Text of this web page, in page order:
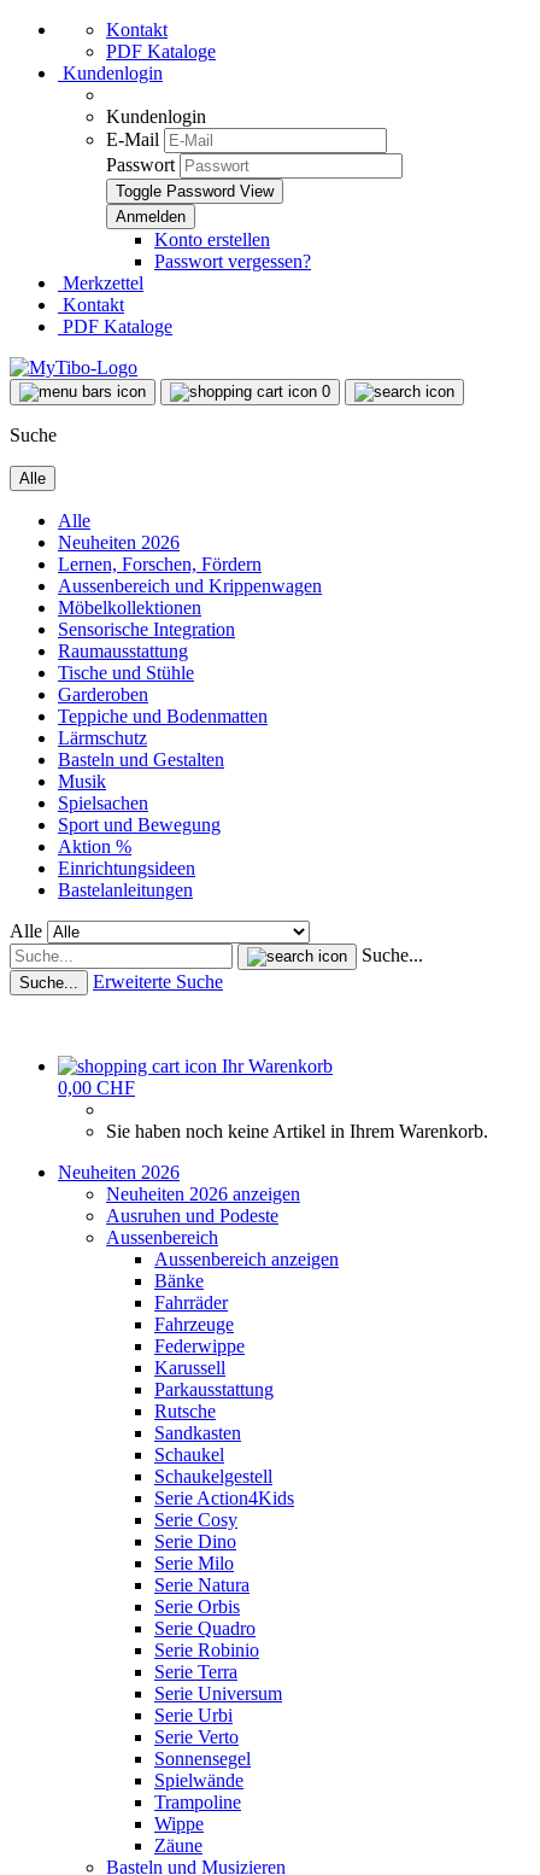
Kontakt
PDF Kataloge
Kundenlogin
Kundenlogin
E-Mail
Passwort
Toggle Password View
Konto erstellen
Passwort vergessen?
Merkzettel
Kontakt
PDF Kataloge
0
Suche
Alle
Alle
Neuheiten 2026
Lernen, Forschen, Fördern
Aussenbereich und Krippenwagen
Möbelkollektionen
Sensorische Integration
Raumausstattung
Tische und Stühle
Garderoben
Teppiche und Bodenmatten
Lärmschutz
Basteln und Gestalten
Musik
Spielsachen
Sport und Bewegung
Aktion %
Einrichtungsideen
Bastelanleitungen
Alle
Suche...
Suche... Erweiterte Suche
Ihr Warenkorb
0,00 CHF
Sie haben noch keine Artikel in Ihrem Warenkorb.
Neuheiten 2026
Neuheiten 2026 anzeigen
Ausruhen und Podeste
Aussenbereich
Aussenbereich anzeigen
Bänke
Fahrräder
Fahrzeuge
Federwippe
Karussell
Parkausstattung
Rutsche
Sandkasten
Schaukel
Schaukelgestell
Serie Action4Kids
Serie Cosy
Serie Dino
Serie Milo
Serie Natura
Serie Orbis
Serie Quadro
Serie Robinio
Serie Terra
Serie Universum
Serie Urbi
Serie Verto
Sonnensegel
Spielwände
Trampoline
Wippe
Zäune
Basteln und Musizieren